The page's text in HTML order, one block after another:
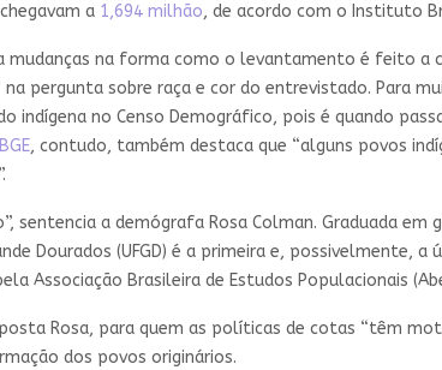
a 1,694 milhão, de acordo com o Instituto
na forma como o levantamento é feito a
pergunta sobre raça e cor do entrevistado. Para
indígena no Censo Demográfico, pois é quando
, contudo, também destaca que “alguns povos
sentencia a demógrafa Rosa Colman. Graduada
Dourados (UFGD) é a primeira e, possivelmente,
Associação Brasileira de Estudos Populacionais
Rosa, para quem as políticas de cotas “têm
dos povos originários.